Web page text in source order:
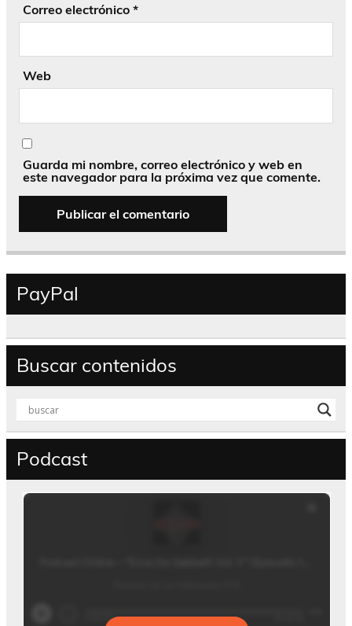
Correo electrónico *
Web
Guarda mi nombre, correo electrónico y web en
este navegador para la próxima vez que comente.
PayPal
Buscar contenidos
Podcast